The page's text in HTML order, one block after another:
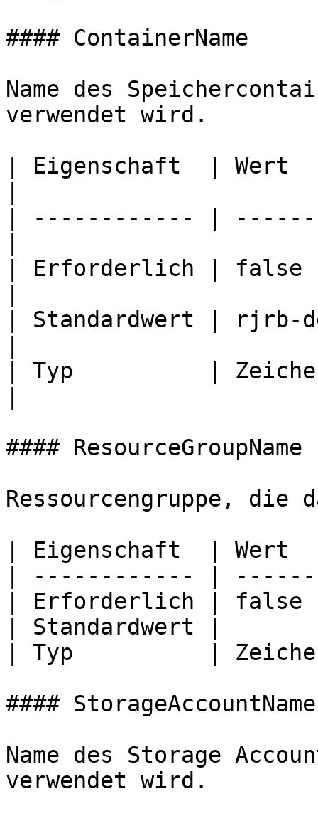
#### ContainerName
Name des
verwendet wird.
| Eigenschaft  | Wert
| ------------ |
| Erforderlich | false
| Standardwert | rjrb-
| Typ          |
#### ResourceGroupName
Ressourcengruppe, die
| Eigenschaft  |
| ------------ |
| Erforderlich |
| Standardwert |
| Typ          |
#### StorageAccountName
Name des Storage
verwendet wird.